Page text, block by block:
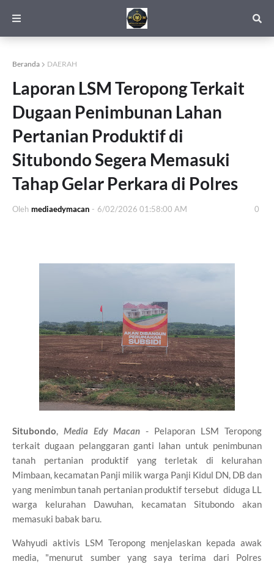
Beranda DAERAH
Laporan LSM Teropong Terkait
Dugaan Penimbunan Lahan
Pertanian Produktif di
Situbondo Segera Memasuki
Tahap Gelar Perkara di Polres
Oleh mediaedymacan - 6/02/2026 01:58:00 AM 0
Situbondo, Media Edy Macan - Pelaporan LSM Teropong
terkait dugaan pelanggaran ganti lahan untuk penimbunan
tanah pertanian produktif yang terletak di kelurahan
Mimbaan, kecamatan Panji milik warga Panji Kidul DN, DB dan
yang menimbun tanah pertanian produktif tersebut diduga LL
warga kelurahan Dawuhan, kecamatan Situbondo akan
memasuki babak baru.
Wahyudi aktivis LSM Teropong menjelaskan kepada awak
media, "menurut sumber yang saya terima dari Polres